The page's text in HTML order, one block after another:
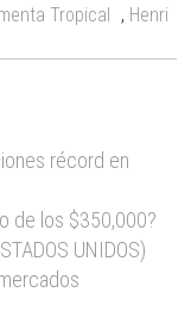
Tropical , Henri
récord en
de los $350,000?
UNIDOS)